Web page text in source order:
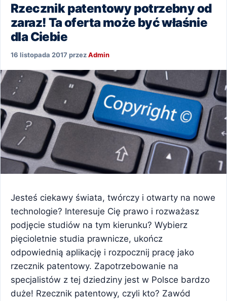
Rzecznik patentowy potrzebny od
zaraz! Ta oferta może być właśnie
dla Ciebie
16 listopada 2017 przezAdmin
Jesteś ciekawy świata, twórczy i otwarty na nowe
technologie? Interesuje Cię prawo i rozważasz
podjęcie studiów na tym kierunku? Wybierz
pięcioletnie studia prawnicze, ukończ
odpowiednią aplikację i rozpocznij pracę jako
rzecznik patentowy. Zapotrzebowanie na
specjalistów z tej dziedziny jest w Polsce bardzo
duże! Rzecznik patentowy, czyli kto? Zawód